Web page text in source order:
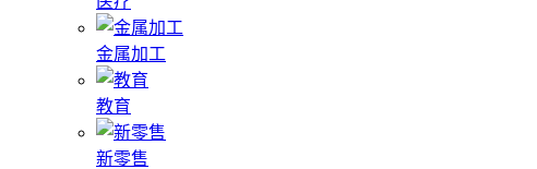
金属加工
教育
新零售